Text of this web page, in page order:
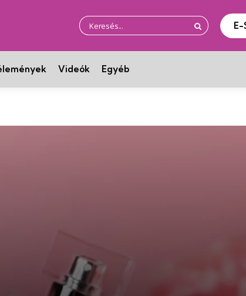
Keresés
erre:
KeresésE-
Videók Egyéb